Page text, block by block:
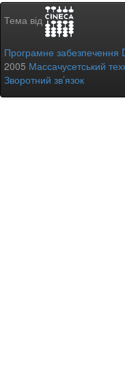
Тема від
Програмне забезпечення
2005 Массачусетський
Зворотний зв’язок